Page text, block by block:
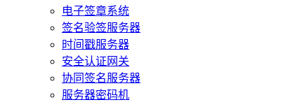
电子签章系统
签名验签服务器
时间戳服务器
安全认证网关
协同签名服务器
服务器密码机